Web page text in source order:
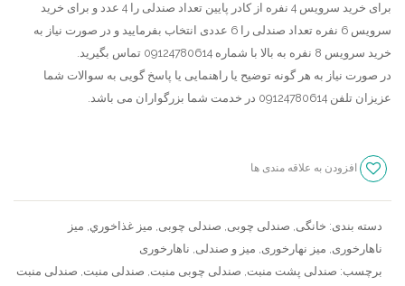
برای خرید سرویس 4 نفره از کادر پایین تعداد صندلی را 4 عدد و برای خرید
سرویس 6 نفره تعداد صندلی را 6 عددی انتخاب بفرمایید و در صورت نیاز به
خرید سرویس 8 نفره به بالا با شماره 09124780614 تماس بگیرید.
در صورت نیاز به هر گونه توضیح یا راهنمایی یا پاسخ گویی به سوالات شما
عزیزان تلفن 09124780614 در خدمت شما بزرگواران می باشد.
افزودن به علاقه مندی ها
دسته بندی: خانگی, صندلی چوبی, صندلی چوبی, ميز غذاخوري, میز
ناهارخوری, میز نهارخوری, میز و صندلی, ناهارخوری
برچسب: صندلی پشت منبت, صندلی چوبی منبت, صندلی منبت, صندلی منبت